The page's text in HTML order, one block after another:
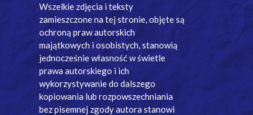
Wszelkie zdjęcia i teksty
zamieszczone na tej stronie, objęte są
ochroną praw autorskich
majątkowych i osobistych, stanowią
jednocześnie własność w świetle
prawa autorskiego i ich
wykorzystywanie do dalszego
kopiowania lub rozpowszechniania
bez pisemnej zgody autora stanowi